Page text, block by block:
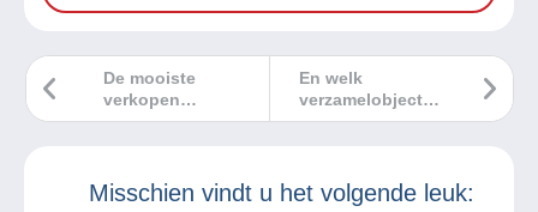
En welk
verzamelobject
geef jij voor de
De mooiste
verkopen
Delcampe januari
Misschien vindt u het volgende leuk: